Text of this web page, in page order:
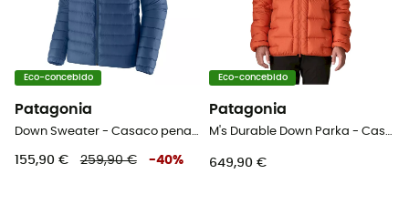
Eco-concebido
Patagonia
Down Sweater - Casaco penas homem
155,90 € 259,90 € -40%
Eco-concebido
Patagonia
M's Durable Down Parka - Casaco penas homem
649,90 €